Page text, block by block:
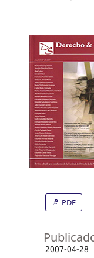
PDF
2007-04-28